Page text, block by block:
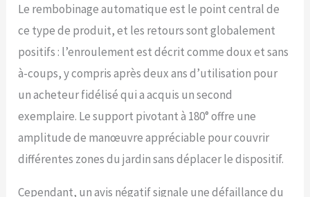
réglages de
pulvérisation et 1 buse
standard, ainsi que des
raccords à connexion
rapide pour différentes
tailles de robinet, cet
enrouleur de tuyau
d'arrosage est idéal pour
l'arrosage du jardin,
l'entretien de la pelouse,
le lavage de voiture, le
bain des animaux et le
Le rembobinage automatique est le point central de
ce type de produit, et les retours sont globalement
positifs : l’enroulement est décrit comme doux et sans
à-coups, y compris après deux ans d’utilisation pour
un acheteur fidélisé qui a acquis un second
exemplaire. Le support pivotant à 180° offre une
amplitude de manœuvre appréciable pour couvrir
différentes zones du jardin sans déplacer le dispositif.
Cependant, un avis négatif signale une défaillance du